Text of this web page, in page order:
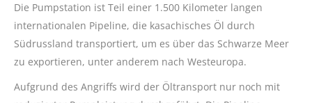
Die Pumpstation ist Teil einer 1.500 Kilometer langen
internationalen Pipeline, die kasachisches Öl durch
Südrussland transportiert, um es über das Schwarze Meer
zu exportieren, unter anderem nach Westeuropa.
Aufgrund des Angriffs wird der Öltransport nur noch mit